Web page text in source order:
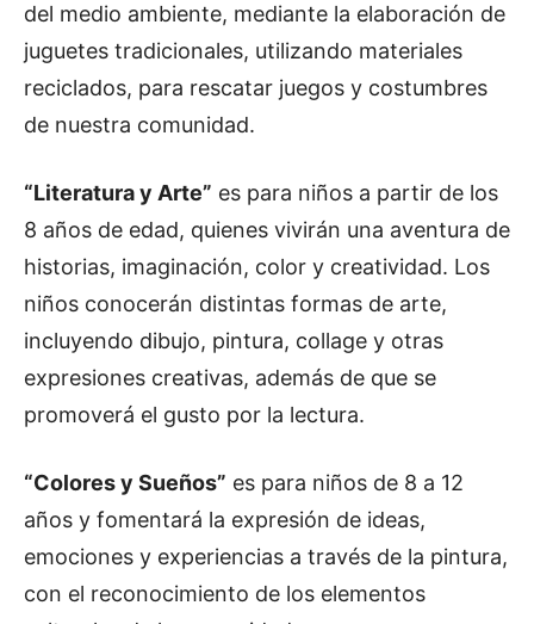
del medio ambiente, mediante la elaboración de
juguetes tradicionales, utilizando materiales
reciclados, para rescatar juegos y costumbres
de nuestra comunidad.
“Literatura y Arte” es para niños a partir de los
8 años de edad, quienes vivirán una aventura de
historias, imaginación, color y creatividad. Los
niños conocerán distintas formas de arte,
incluyendo dibujo, pintura, collage y otras
expresiones creativas, además de que se
promoverá el gusto por la lectura.
“Colores y Sueños” es para niños de 8 a 12
años y fomentará la expresión de ideas,
emociones y experiencias a través de la pintura,
con el reconocimiento de los elementos